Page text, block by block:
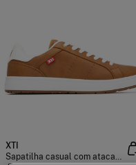
XTI
Sapatilha casual com atacadores